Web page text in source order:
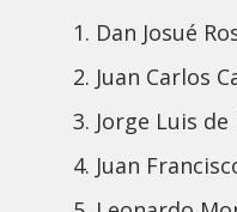
Dan Josué
Juan Carlos
Jorge Luis de
Juan